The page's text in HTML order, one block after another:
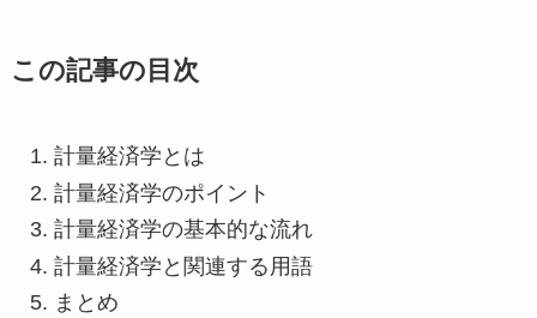
この記事の目次
計量経済学とは
計量経済学のポイント
計量経済学の基本的な流れ
計量経済学と関連する用語
まとめ